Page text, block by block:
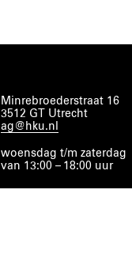
Minrebroederstraat 16
3512 GT Utrecht
ag@hku.nl
woensdag t/m zaterdag
van 13:00 – 18:00 uur